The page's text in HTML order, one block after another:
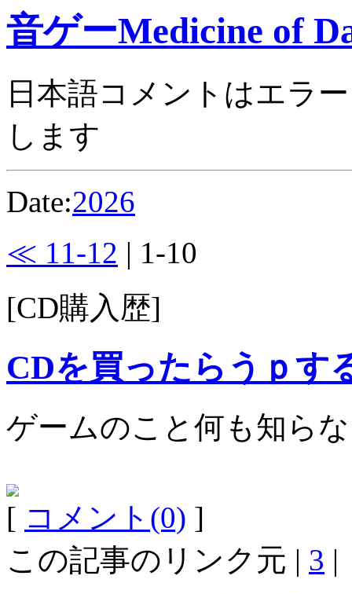
音ゲーMedicine of
日本語コメントはエラ
します
Date:2026
≪ 11-12 | 1-10
[CD購入歴]
CDを買ったらうｐす
ゲームのこと何も知ら
[ コメント(0) ]
この記事のリンク元 | 3 |